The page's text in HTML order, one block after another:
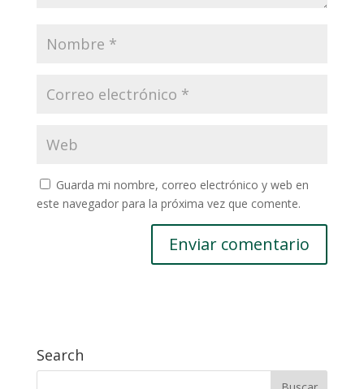
Guarda mi nombre, correo electrónico y web en
este navegador para la próxima vez que comente.
Search